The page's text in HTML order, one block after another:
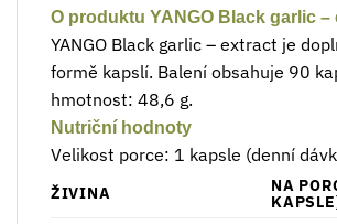
O produktu YANGO Black garlic –
YANGO Black garlic – extract je
formě kapslí. Balení obsahuje 90
hmotnost: 48,6 g.
Nutriční hodnoty
Velikost porce: 1 kapsle (denní
ŽIVINA NA